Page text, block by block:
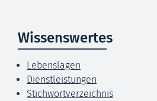
Wissenswertes
Lebenslagen
Dienstleistungen
Stichwortverzeichnis